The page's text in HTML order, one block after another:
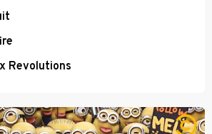
Revolutions